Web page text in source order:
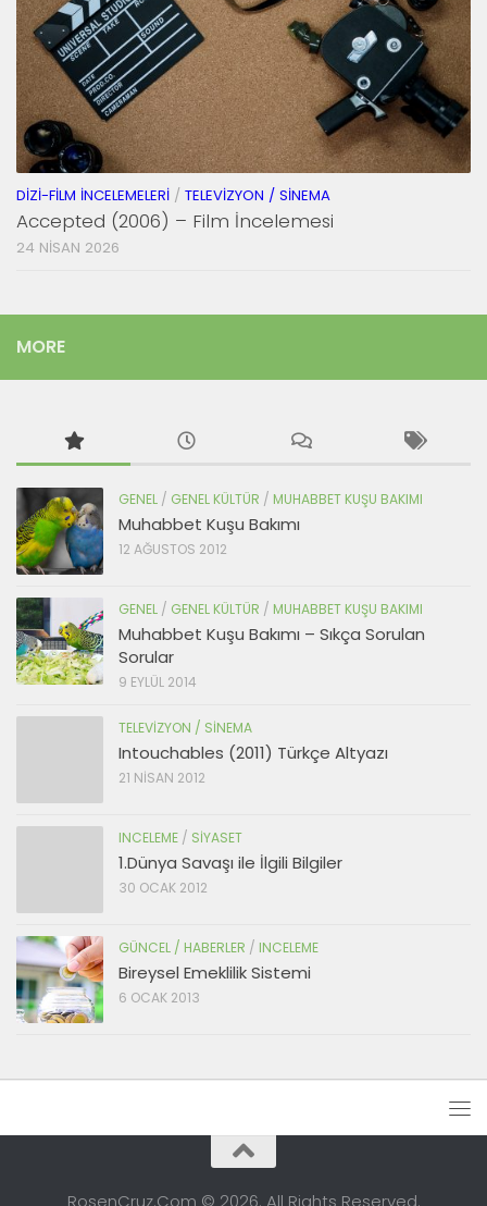
DIZI-FILM İNCELEMELERI / TELEVIZYON / SINEMA
Accepted (2006) – Film İncelemesi
24 NISAN 2026
MORE
GENEL / GENEL KÜLTÜR / MUHABBET KUŞU BAKIMI
Muhabbet Kuşu Bakımı
12 AĞUSTOS 2012
GENEL / GENEL KÜLTÜR / MUHABBET KUŞU BAKIMI
Muhabbet Kuşu Bakımı – Sıkça Sorulan
Sorular
9 EYLÜL 2014
TELEVIZYON / SINEMA
Intouchables (2011) Türkçe Altyazı
21 NISAN 2012
INCELEME / SIYASET
1.Dünya Savaşı ile İlgili Bilgiler
30 OCAK 2012
GÜNCEL / HABERLER / INCELEME
Bireysel Emeklilik Sistemi
6 OCAK 2013
RosenCruz.Com © 2026. All Rights Reserved.